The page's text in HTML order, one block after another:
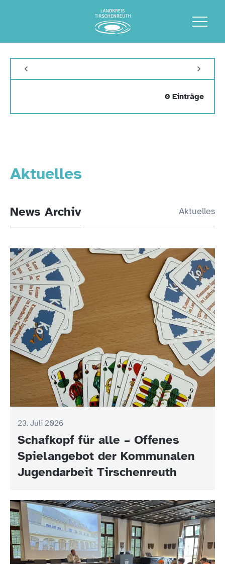
Aktuelles
News Archiv Aktuelles
23. Juli 2026
Schafkopf für alle – Offenes
Spielangebot der Kommunalen
Jugendarbeit Tirschenreuth
0 Einträge